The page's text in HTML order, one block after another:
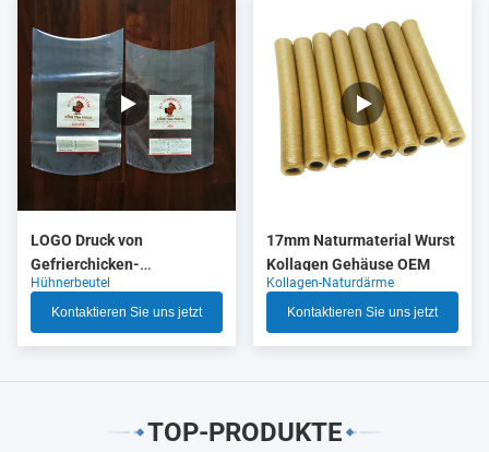
LOGO Druck von
Gefrierchicken-
Verpackungen mit hoher
Schrumpfung
Hühnerbeutel
Kontaktieren Sie uns jetzt
17mm Naturmaterial Wurst
Kollagen Gehäuse OEM
Kollagen-Naturdärme
Kontaktieren Sie uns jetzt
TOP-PRODUKTE